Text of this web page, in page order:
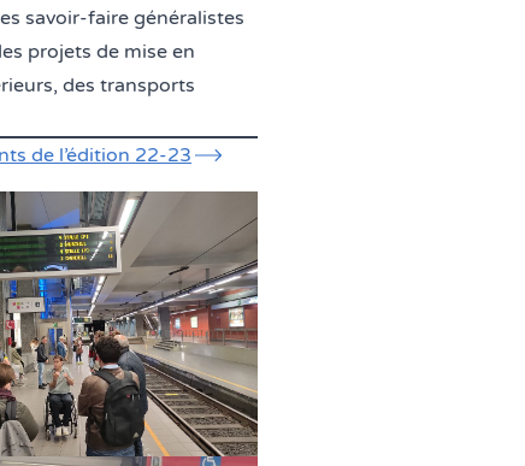
savoir-faire généralistes
projets de mise en
des transports
de l’édition 22-23